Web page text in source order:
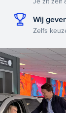
Wij
Zelfs